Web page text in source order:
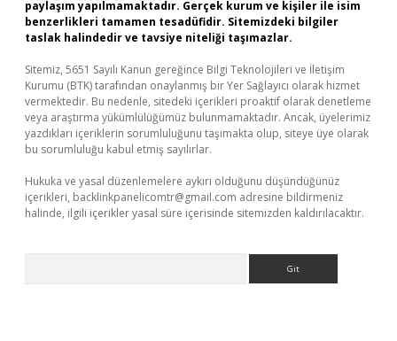
paylaşım yapılmamaktadır. Gerçek kurum ve kişiler ile isim
benzerlikleri tamamen tesadüfidir. Sitemizdeki bilgiler
taslak halindedir ve tavsiye niteliği taşımazlar.
Sitemiz, 5651 Sayılı Kanun gereğince Bilgi Teknolojileri ve İletişim
Kurumu (BTK) tarafından onaylanmış bir Yer Sağlayıcı olarak hizmet
vermektedir. Bu nedenle, sitedeki içerikleri proaktif olarak denetleme
veya araştırma yükümlülüğümüz bulunmamaktadır. Ancak, üyelerimiz
yazdıkları içeriklerin sorumluluğunu taşımakta olup, siteye üye olarak
bu sorumluluğu kabul etmiş sayılırlar.
Hukuka ve yasal düzenlemelere aykırı olduğunu düşündüğünüz
içerikleri, backlinkpanelicomtr@gmail.com adresine bildirmeniz
halinde, ilgili içerikler yasal süre içerisinde sitemizden kaldırılacaktır.